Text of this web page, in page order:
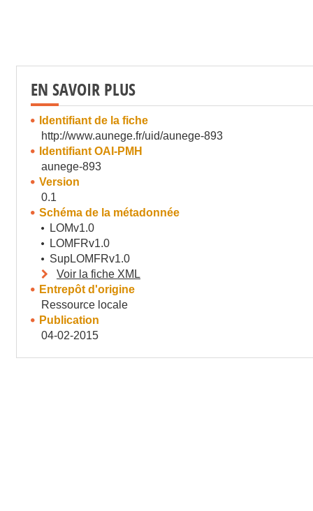
EN SAVOIR PLUS
Identifiant de la fiche
http://www.aunege.fr/uid/aunege-893
Identifiant OAI-PMH
aunege-893
Version
0.1
Schéma de la métadonnée
LOMv1.0
LOMFRv1.0
SupLOMFRv1.0
Voir la fiche XML
Entrepôt d'origine
Ressource locale
Publication
04-02-2015